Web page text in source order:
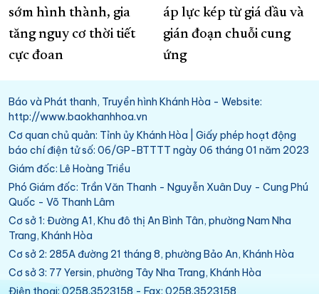
sớm hình thành, gia
tăng nguy cơ thời tiết
cực đoan
áp lực kép từ giá dầu và
gián đoạn chuỗi cung
ứng
Báo và Phát thanh, Truyền hình Khánh Hòa - Website:
http://www.baokhanhhoa.vn
Cơ quan chủ quản: Tỉnh ủy Khánh Hòa | Giấy phép hoạt động
báo chí điện tử số: 06/GP-BTTTT ngày 06 tháng 01 năm 2023
Giám đốc: Lê Hoàng Triều
Phó Giám đốc: Trần Văn Thanh - Nguyễn Xuân Duy - Cung Phú
Quốc - Võ Thanh Lâm
Cơ sở 1: Đường A1, Khu đô thị An Bình Tân, phường Nam Nha
Trang, Khánh Hòa
Cơ sở 2: 285A đường 21 tháng 8, phường Bảo An, Khánh Hòa
Cơ sở 3: 77 Yersin, phường Tây Nha Trang, Khánh Hòa
Điện thoại: 0258.3523158 - Fax: 0258.3523158